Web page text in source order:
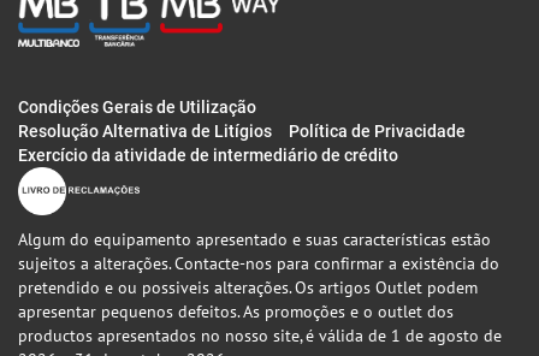
Condições Gerais de Utilização
Resolução Alternativa de Litígios
Política de Privacidade
Exercício da atividade de intermediário de crédito
Algum do equipamento apresentado e suas características estão
sujeitos a alterações. Contacte-nos para confirmar a existência do
pretendido e ou possiveis alterações. Os artigos Outlet podem
apresentar pequenos defeitos. As promoções e o outlet dos
productos apresentados no nosso site, é válida de 1 de agosto de